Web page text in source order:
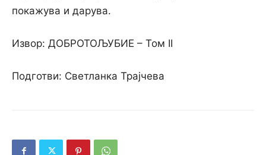
покажува и дарува.
Извор: ДОБРОТОЉУБИЕ – Том II
Подготви: Светланка Трајчева